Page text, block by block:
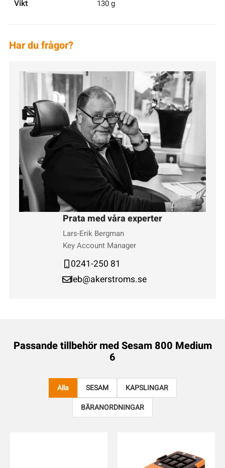
Vikt 130 g
Har du frågor?
Prata med våra experter
Lars-Erik Bergman
Key Account Manager
0241-250 81
leb@akerstroms.se
Passande tillbehör medSesam 800 Medium
6
Alla SESAM
KAPSLINGAR
BÄRANORDNINGAR